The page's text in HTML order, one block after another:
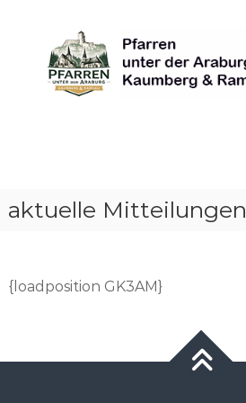
content
unter
derAraburg
Kaumberg
aktuelle Mitteilungen
{loadposition GK3AM}